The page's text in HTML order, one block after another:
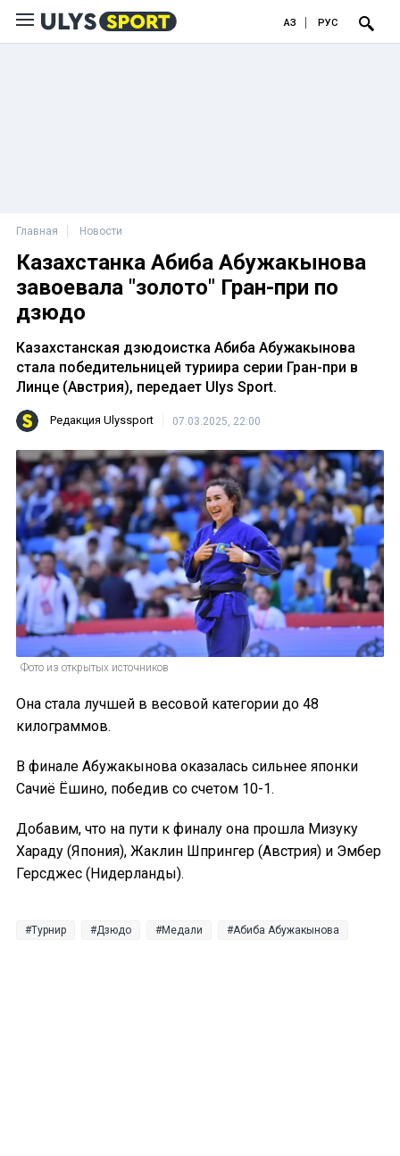
ҚАЗ РУС
Главная Новости
Казахстанка Абиба Абужакынова
завоевала "золото" Гран-при по
дзюдо
Казахстанская дзюдоистка Абиба Абужакынова
стала победительницей туриира серии Гран-при в
Линце (Австрия), передает Ulys Sport.
Редакция Ulyssport 07.03.2025, 22:00
Фото из открытых источников
Она стала лучшей в весовой категории до 48
килограммов.
В финале Абужакынова оказалась сильнее японки
Сачиё Ёшино, победив со счетом 10-1.
Добавим, что на пути к финалу она прошла Мизуку
Хараду (Япония), Жаклин Шпрингер (Австрия) и Эмбер
Герсджес (Нидерланды).
Турнир Дзюдо Медали Абиба Абужакынова